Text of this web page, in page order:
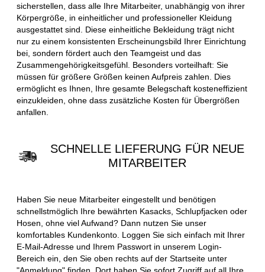
sicherstellen, dass alle Ihre Mitarbeiter, unabhängig von ihrer
Körpergröße, in einheitlicher und professioneller Kleidung
ausgestattet sind. Diese einheitliche Bekleidung trägt nicht
nur zu einem konsistenten Erscheinungsbild Ihrer Einrichtung
bei, sondern fördert auch den Teamgeist und das
Zusammengehörigkeitsgefühl. Besonders vorteilhaft: Sie
müssen für größere Größen keinen Aufpreis zahlen. Dies
ermöglicht es Ihnen, Ihre gesamte Belegschaft kosteneffizient
einzukleiden, ohne dass zusätzliche Kosten für Übergrößen
anfallen.
SCHNELLE LIEFERUNG FÜR NEUE
MITARBEITER
Haben Sie neue Mitarbeiter eingestellt und benötigen
schnellstmöglich Ihre bewährten Kasacks, Schlupfjacken oder
Hosen, ohne viel Aufwand? Dann nutzen Sie unser
komfortables Kundenkonto. Loggen Sie sich einfach mit Ihrer
E-Mail-Adresse und Ihrem Passwort in unserem Login-
Bereich ein, den Sie oben rechts auf der Startseite unter